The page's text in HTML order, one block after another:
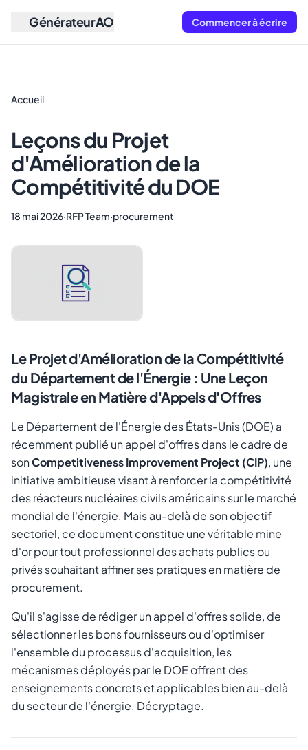
GénérateurAO Commencer à écrire
Accueil
Leçons du Projet
d'Amélioration de la
Compétitivité du DOE
18 mai 2026·RFP Team·procurement
Le Projet d'Amélioration de la Compétitivité
du Département de l'Énergie : Une Leçon
Magistrale en Matière d'Appels d'Offres
Le Département de l'Énergie des États-Unis (DOE) a
récemment publié un appel d'offres dans le cadre de
sonCompetitiveness Improvement Project (CIP), une
initiative ambitieuse visant à renforcer la compétitivité
des réacteurs nucléaires civils américains sur le marché
mondial de l'énergie. Mais au-delà de son objectif
sectoriel, ce document constitue une véritable mine
d'or pour tout professionnel des achats publics ou
privés souhaitant affiner ses pratiques en matière de
procurement.
Qu'il s'agisse de rédiger un appel d'offres solide, de
sélectionner les bons fournisseurs ou d'optimiser
l'ensemble du processus d'acquisition, les
mécanismes déployés par le DOE offrent des
enseignements concrets et applicables bien au-delà
du secteur de l'énergie. Décryptage.
Annuler Envoyer le lien